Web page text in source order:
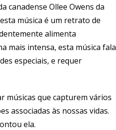
canadense Ollee Owens da
música é um retrato de
alimenta
mais intensa, esta música fala
especiais, e requer
músicas que capturem vários
associadas às nossas vidas.
ela.